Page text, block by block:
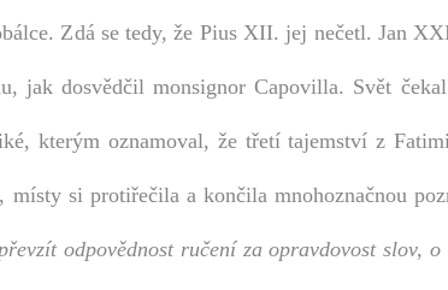
Zdá se tedy, že Pius XII. jej nečetl. Jan
jak dosvědčil monsignor Capovilla. Svět
kterým oznamoval, že třetí tajemství z
místy si protiřečila a končila mnohoznačnou
odpovědnost ručení za opravdovost slov,